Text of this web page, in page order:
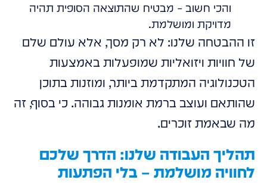
והכי חשוב – מבטיח שהתוצאה הסופית תהיה
מדויקת ומושלמת.
זו ההבטחה שלנו: לא רק מסך, אלא עולם שלם
של חוויות ויזואליות שמופעלות באמצעות
הטכנולוגיה המתקדמת ביותר, ומוזנות בתוכן
שהותאם ועוצב ברמת אומנות גבוהה. כי בסוף, זה
מה שבאמת זוכרים.
תהליך העבודה שלנו: הדרך שלכם
לחוויה מושלמת – בלי הפתעות